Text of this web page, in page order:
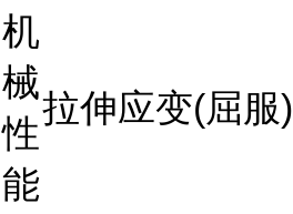
机
械
性
能
拉伸应变(屈服)